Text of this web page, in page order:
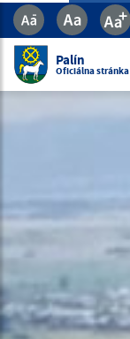
Palín
Oficiálna stránka